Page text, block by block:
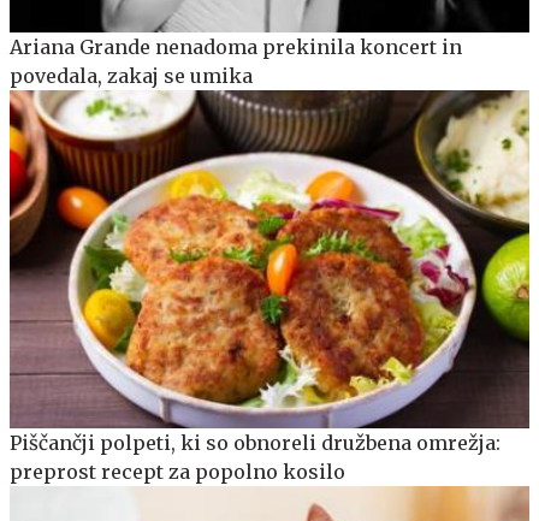
Ariana Grande nenadoma prekinila koncert in
povedala, zakaj se umika
Piščančji polpeti, ki so obnoreli družbena omrežja:
preprost recept za popolno kosilo